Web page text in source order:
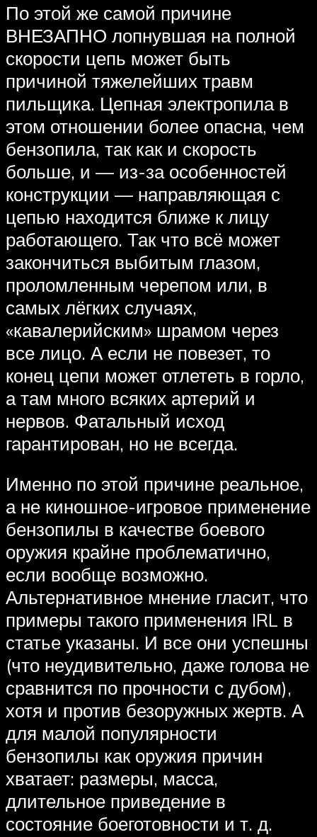
По этой же самой причине
ВНЕЗАПНО лопнувшая на полной
скорости цепь может быть
причиной тяжелейших травм
пильщика. Цепная электропила в
этом отношении более опасна, чем
бензопила, так как и скорость
больше, и — из-за особенностей
конструкции — направляющая с
цепью находится ближе к лицу
работающего. Так что всё может
закончиться выбитым глазом,
проломленным черепом или, в
самых лёгких случаях,
«кавалерийским» шрамом через
все лицо. А если не повезет, то
конец цепи может отлететь в горло,
а там много всяких артерий и
нервов. Фатальный исход
гарантирован, но не всегда.
Именно по этой причине реальное,
а не киношное-игровое применение
бензопилы в качестве боевого
оружия крайне проблематично,
если вообще возможно.
Альтернативное мнение гласит, что
примеры такого применения IRL в
статье указаны. И все они успешны
(что неудивительно, даже голова не
сравнится по прочности с дубом),
хотя и против безоружных жертв. А
для малой популярности
бензопилы как оружия причин
хватает: размеры, масса,
длительное приведение в
состояние боеготовности и т. д.